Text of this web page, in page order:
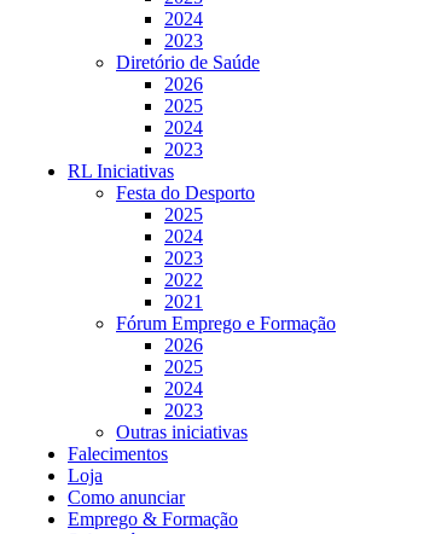
2024
2023
Diretório de Saúde
2026
2025
2024
2023
RL Iniciativas
Festa do Desporto
2025
2024
2023
2022
2021
Fórum Emprego e Formação
2026
2025
2024
2023
Outras iniciativas
Falecimentos
Loja
Como anunciar
Emprego & Formação